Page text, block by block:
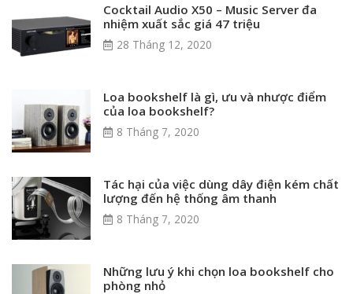
Cocktail Audio X50 – Music Server đa
nhiệm xuất sắc giá 47 triệu
28 Tháng 12, 2020
Loa bookshelf là gì, ưu và nhược điểm
của loa bookshelf?
8 Tháng 7, 2020
Tác hại của việc dùng dây điện kém chất
lượng đến hệ thống âm thanh
8 Tháng 7, 2020
Những lưu ý khi chọn loa bookshelf cho
phòng nhỏ